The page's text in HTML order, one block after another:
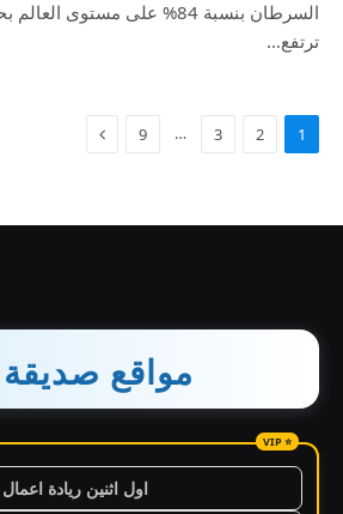
ترتفع…
1
2
3
…
9
مواقع صديقة
اول اثنين ريادة اعمال